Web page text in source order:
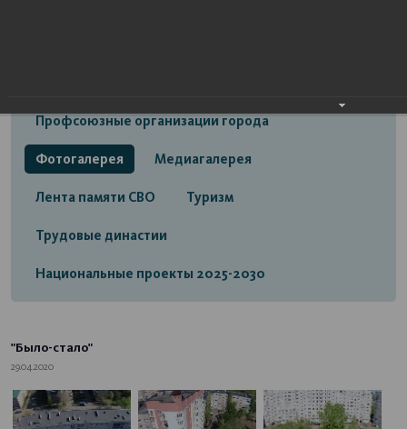
Профсоюзные организации города
Фотогалерея Медиагалерея
Лента памяти СВО Туризм
Трудовые династии
Национальные проекты 2025-2030
"Было-стало"
29.04.2020